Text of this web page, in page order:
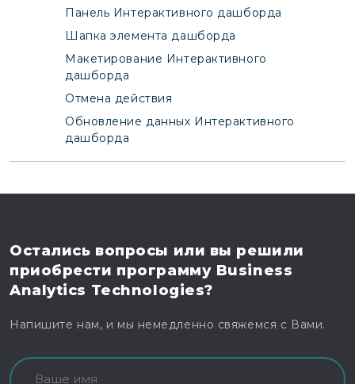
Панель Интерактивного дашборда
Шапка элемента дашборда
Макетирование Интерактивного
дашборда
Отмена действия
Обновление данных Интерактивного
дашборда
Остались вопросы или вы решили
приобрести программу Business
Analytics Technologies?
Напишите нам, и мы немедленно свяжемся с Вами.